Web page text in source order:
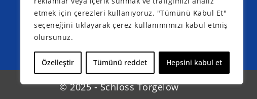
etmek için çerezleri kullanıyoruz. "Tümünü Kabul Et"
seçeneğini tıklayarak çerez kullanımımızı kabul etmiş
olursunuz.
Özelleştir Tümünü reddet Hepsini kabul et
© 2025 - Schloss Torgelow